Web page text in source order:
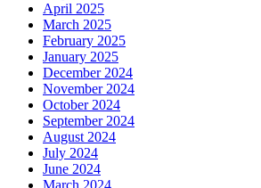
April 2025
March 2025
February 2025
January 2025
December 2024
November 2024
October 2024
September 2024
August 2024
July 2024
June 2024